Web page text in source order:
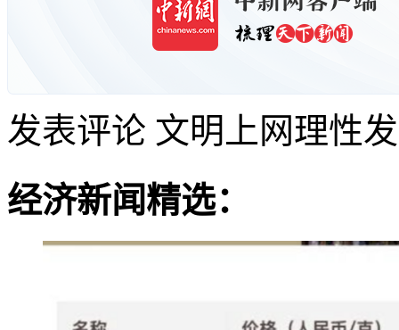
发表评论 文明上网理性
经济新闻精选：